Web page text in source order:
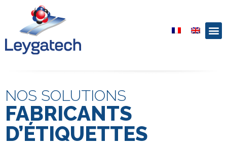
NOS SOLUTIONS
FABRICANTS
D’ÉTIQUETTES